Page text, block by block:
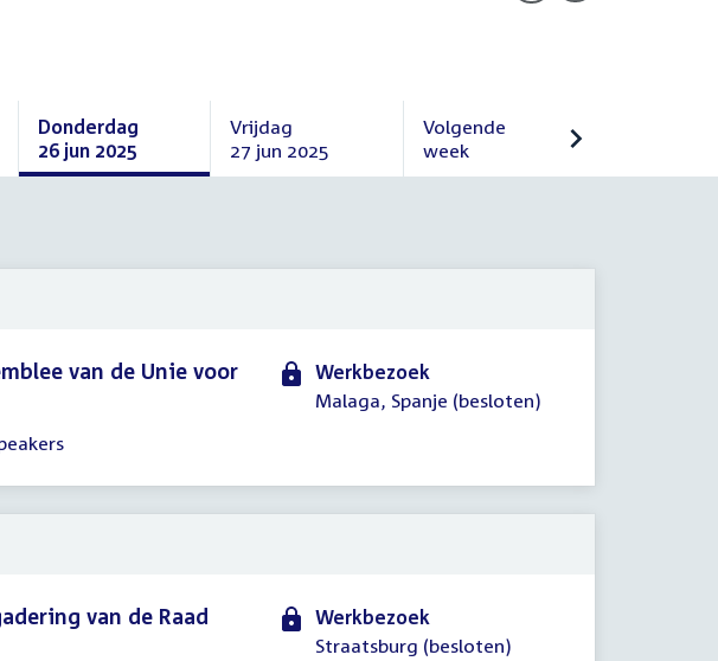
Donderdag
26 jun 2025
Donderdag
Vrijdag
27 jun 2025
Vrijdag
Volgende
week
Volgende
van de Unie voor
Werkbezoek
Malaga, Spanje (besloten)
van de Raad
Werkbezoek
Straatsburg (besloten)